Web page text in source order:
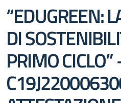
“EDUGREEN:
DI
PRIMO